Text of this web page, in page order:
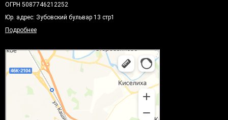
ОГРН 5087746212252
Юр. адрес: Зубовский бульвар 13 стр1
Подробнее